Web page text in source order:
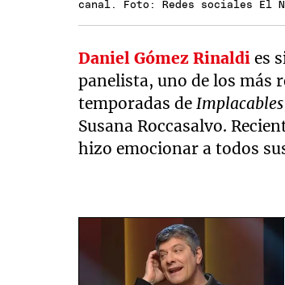
canal. Foto: Redes sociales El
Daniel Gómez Rinaldies
panelista, uno de los más
temporadas de Implacables
Susana Roccasalvo.
hizo emocionar a todos